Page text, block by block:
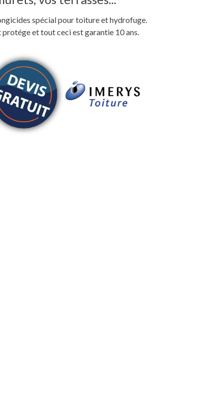
spécial pour toiture et hydrofuge.
et tout ceci est garantie 10 ans.